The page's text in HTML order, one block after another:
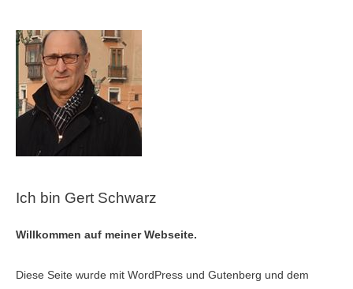
Ich bin Gert Schwarz
Willkommen auf meiner Webseite.
Diese Seite wurde mit WordPress und Gutenberg und dem